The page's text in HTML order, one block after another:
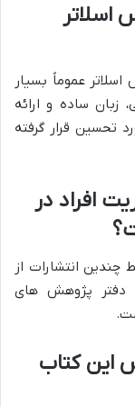
اسلاتر
عموماً بسیار
زبان ساده و ارائه
تحسین قرار گرفته
افراد در
چندین انتشارات از
دفتر پژوهش های
این کتاب